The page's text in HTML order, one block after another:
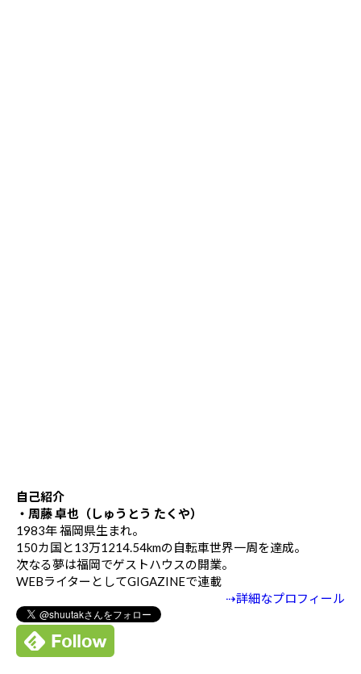
自己紹介
・周藤 卓也（しゅうとう たくや）
1983年 福岡県生まれ。
150カ国と13万1214.54kmの自転車世界一周を達成。
次なる夢は福岡でゲストハウスの開業。
WEBライターとしてGIGAZINEで連載
⇢詳細なプロフィール